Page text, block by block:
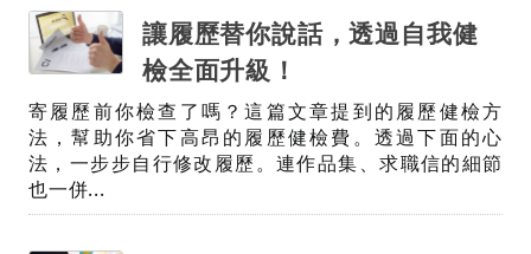
讓履歷替你說話，透過自我健
檢全面升級！
寄履歷前你檢查了嗎？這篇文章提到的履歷健檢方
法，幫助你省下高昂的履歷健檢費。透過下面的心
法，一步步自行修改履歷。連作品集、求職信的細節
也一併...